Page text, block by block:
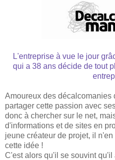
L'entreprise à vue le jour
qui a 38 ans décide de tout
Amoureux des
partager cette passion avec
donc à chercher sur le net,
d'informations et de sites en
jeune créateur de projet, il
cette idée !
C'est alors qu'il se souvint